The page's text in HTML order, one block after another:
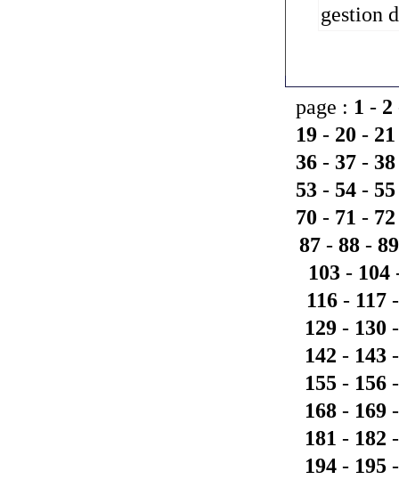
gestion
page : 1 - 2
19 - 20 - 21
36 - 37 - 38
53 - 54 - 55
70 - 71 - 72
87 - 88 - 89
103- 104
116 - 117
129 - 130
142 - 143
155 - 156
168 - 169
181 - 182
194 - 195